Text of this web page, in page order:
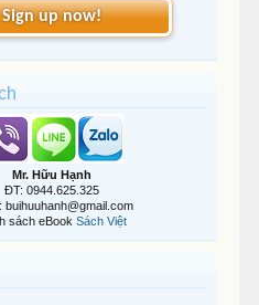
Sign up now!
Mr. Hữu Hạnh
ĐT: 0944.625.325
buihuuhanh@gmail.com
sách eBook Sách Việt